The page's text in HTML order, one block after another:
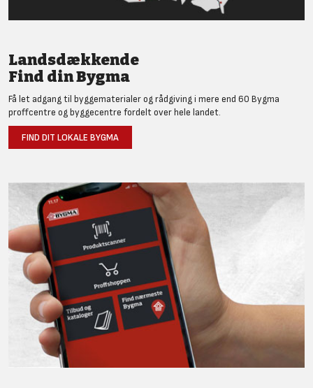
Landsdækkende
Find din Bygma
Få let adgang til byggematerialer og rådgiving i mere end 60 Bygma
proffcentre og byggecentre fordelt over hele landet.
FIND DIT LOKALE BYGMA